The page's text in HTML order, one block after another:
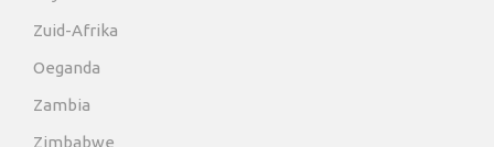
Zuid-Afrika
Oeganda
Zambia
Zimbabwe